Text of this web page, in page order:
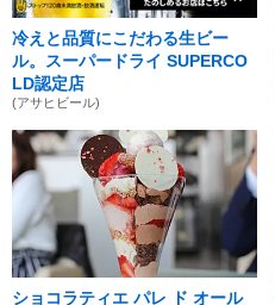
冷えと品質にこだわる生ビー
ル。スーパードライ SUPERCO
LD認定店
(アサヒビール)
ショコラティエ パレ ド オール